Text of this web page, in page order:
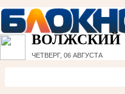
ВОЛЖСКИЙ
ЧЕТВЕРГ, 06 АВГУСТА